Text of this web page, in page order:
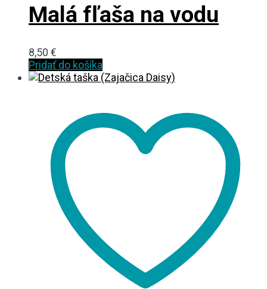
Malá fľaša na vodu
8,50 €
Pridať do košíka